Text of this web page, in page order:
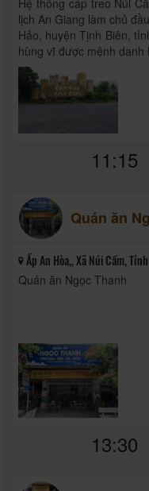
Hệ thống cáp treo Núi
lịch An Giang làm chủ
Hảo, huyện Tịnh Biên,
hùng vĩ được mệnh danh
11:15
Quán ăn
Ấp An Hòa,, Xã Núi Cấm,
Quán ăn Ngọc Thanh
13:30